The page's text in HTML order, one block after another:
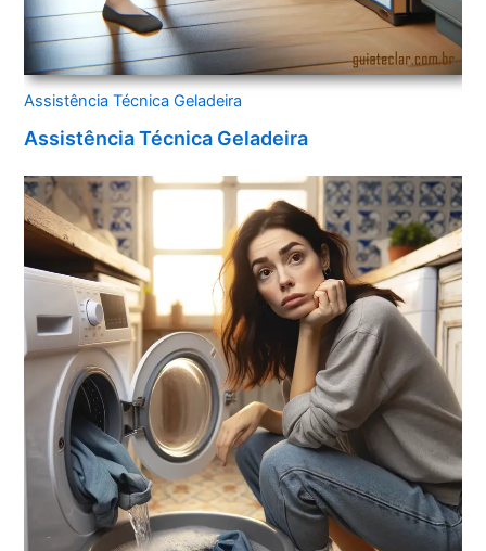
Assistência Técnica Geladeira
Assistência Técnica Geladeira